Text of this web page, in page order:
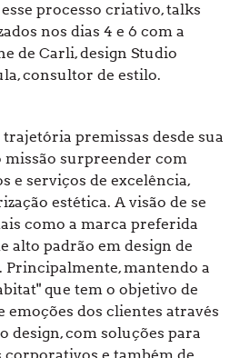
processo criativo, talks
nos dias 4 e 6 com a
de Carli, design Studio
consultor de estilo.
trajetória premissas desde sua
missão surpreender com
e serviços de excelência,
estética. A visão de se
como a marca preferida
alto padrão em design de
Principalmente, mantendo a
que tem o objetivo de
dos clientes através
design, com soluções para